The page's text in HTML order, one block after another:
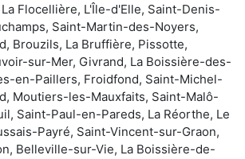
Flocellière, L'Île-d'Elle, Saint-Denis-
Saint-Martin-des-Noyers,
Brouzils, La Bruffière, Pissotte,
sur-Mer, Givrand, La Boissière-des-
en-Paillers, Froidfond, Saint-Michel-
Moutiers-les-Mauxfaits, Saint-Malô-
Saint-Paul-en-Pareds, La Réorthe, Le
Payré, Saint-Vincent-sur-Graon,
Belleville-sur-Vie, La Boissière-de-